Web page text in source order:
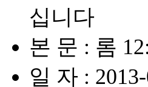
십니다
본 문 : 롬
일 자 :